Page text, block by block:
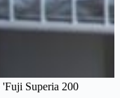
Superia 200